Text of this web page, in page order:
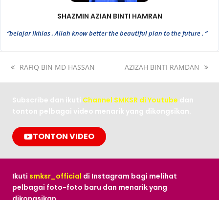
SHAZMIN AZIAN BINTI HAMRAN
“belajar Ikhlas , Allah know better the beautiful plan to the future . “
RAFIQ BIN MD HASSAN AZIZAH BINTI RAMDAN
Subscribe dan ikuti Channel SMKSR di Youtube dan
tonton pelbagai video menarik yang dikongsikan.
TONTON VIDEO
Ikuti smksr_official di Instagram bagi melihat
pelbagai foto-foto baru dan menarik yang